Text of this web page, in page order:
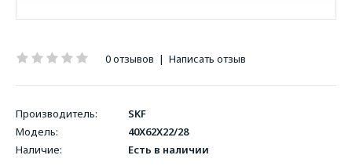
0 отзывов | Написать отзыв
Производитель:
SKF
Модель:
40X62X22/28
Наличие:
Есть в наличии